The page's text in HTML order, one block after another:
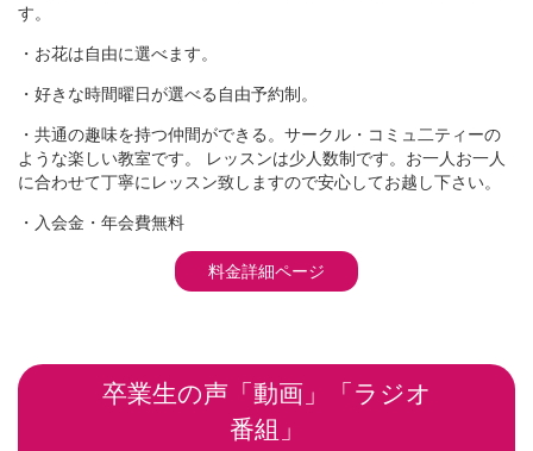
す。
・お花は自由に選べます。
・好きな時間曜日が選べる自由予約制。
・共通の趣味を持つ仲間ができる。サークル・コミュ二ティーの
ような楽しい教室です。 レッスンは少人数制です。お一人お一人
に合わせて丁寧にレッスン致しますので安心してお越し下さい。
・入会金・年会費無料
料金詳細ページ
卒業生の声「動画」「ラジオ
番組」